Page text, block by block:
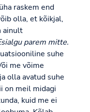
raskem end
olla, et kõikjal,
ainult
parem mitte.
suhe
me võime
olla avatud suhe
on meil midagi
kuid me ei